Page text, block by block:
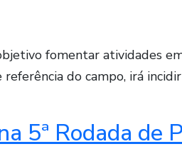
fomentar atividades
do campo, irá
5ª Rodada de